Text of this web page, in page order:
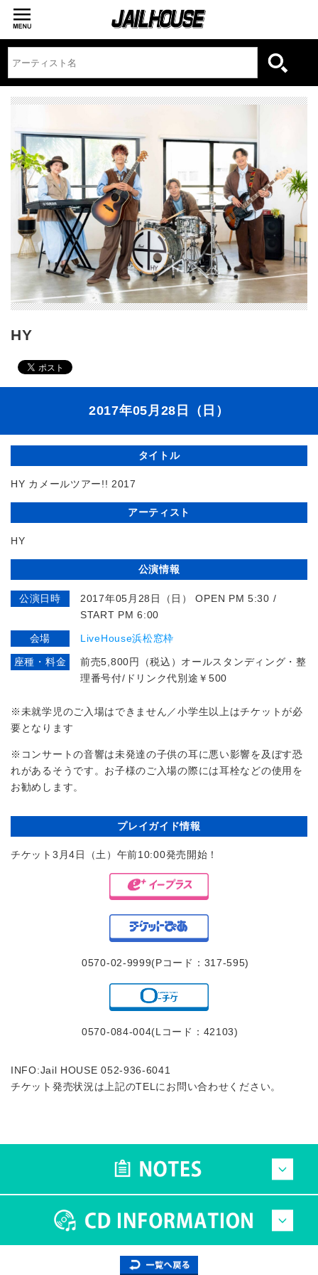
HY
2017年05月28日（日）
タイトル
HY カメールツアー!! 2017
アーティスト
HY
公演情報
公演日時
2017年05月28日（日） OPEN PM 5:30 /
START PM 6:00
会場 LiveHouse浜松窓枠
座種・料金
前売5,800円（税込）オールスタンディング・整
理番号付/ドリンク代別途￥500
※未就学児のご入場はできません／小学生以上はチケットが必
要となります
※コンサートの音響は未発達の子供の耳に悪い影響を及ぼす恐
れがあるそうです。お子様のご入場の際には耳栓などの使用を
お勧めします。
プレイガイド情報
チケット3月4日（土）午前10:00発売開始！
0570-02-9999(Pコード：317-595)
0570-084-004(Lコード：42103)
INFO:Jail HOUSE 052-936-6041
チケット発売状況は上記のTELにお問い合わせください。